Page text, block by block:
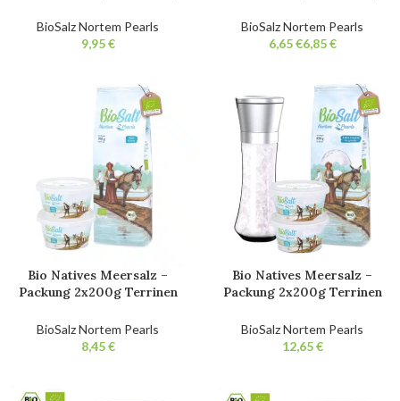
Gourmetsalz. Nicht
raffiniert. Ohne Zusatzstoffe.
BioSalz Nortem Pearls
€
Gourmetsalz. Nicht
raffiniert. Ohne Zusatzstoffe.
BioSalz Nortem Pearls
€
€
Bio Natives Meersalz –
Packung 2x200g Terrinen
100% natürliches Bio-
Gourmetsalz. Nicht
BioSalz Nortem Pearls
€
Bio Natives Meersalz –
Packung 2x200g Terrinen
Grobes Salzmühlen + Mühle.
100% natürliches Bio-
BioSalz Nortem Pearls
€